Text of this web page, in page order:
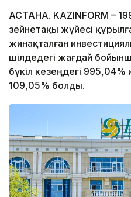
АСТАНА. KAZINFORM –
зейнетақы жүйесі
жинақталған
шілдедегі жағдай
бүкіл кезеңдегі 995,04%
109,05% болды.